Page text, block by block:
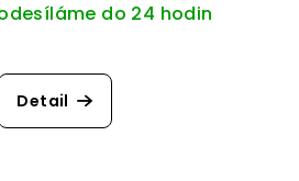
do 24 hodin
Detail